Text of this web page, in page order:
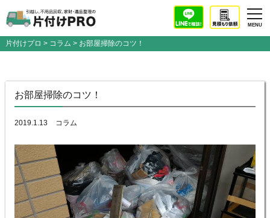
片付けプロ > コラム > お部屋掃除のコツ！
お部屋掃除のコツ！
2019.1.13 コラム